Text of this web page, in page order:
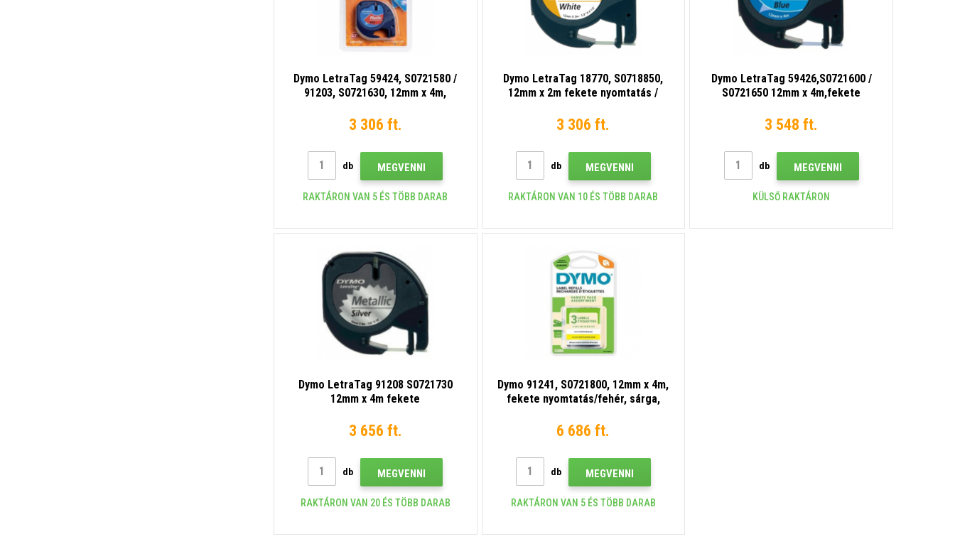
Dymo LetraTag 59424, S0721580 /
91203, S0721630, 12mm x 4m,
eredeti szalag
3 306 ft.
db MEGVENNI
RAKTÁRON VAN 5 ÉS TÖBB DARAB
Dymo LetraTag 18770, S0718850,
12mm x 2m fekete nyomtatás /
szalag
3 306 ft.
db MEGVENNI
RAKTÁRON VAN 10 ÉS TÖBB DARAB
Dymo LetraTag 59426,S0721600 /
S0721650 12mm x 4m,fekete
szalag
3 548 ft.
db MEGVENNI
KÜLSŐ RAKTÁRON
Dymo LetraTag 91208 S0721730
12mm x 4m fekete
eredeti szalag
3 656 ft.
db MEGVENNI
RAKTÁRON VAN 20 ÉS TÖBB DARAB
Dymo 91241, S0721800, 12mm x 4m,
fekete nyomtatás/fehér, sárga,
6 686 ft.
db MEGVENNI
RAKTÁRON VAN 5 ÉS TÖBB DARAB